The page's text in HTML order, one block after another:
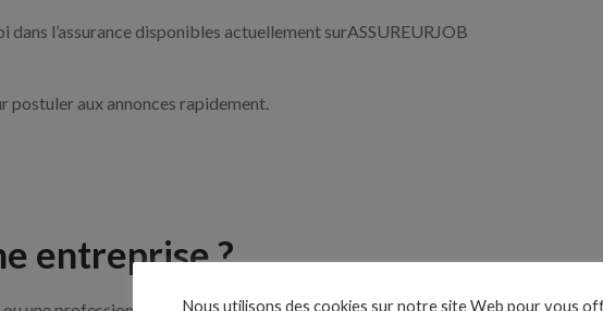
dans l’assurance disponibles actuellement surASSUREURJOB
postuler aux annonces rapidement.
entreprise ?
Nous utilisons des cookies sur notre site Web pour vous